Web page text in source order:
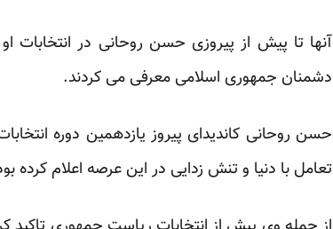
آنها تا پیش از پیروزی حسن روحانی در انتخابات
دشمنان جمهوری اسلامی معرفی می کردند.
حسن روحانی کاندیدای پیروز یازدهمین دوره
تعامل با دنیا و تنش زدایی در این عرصه اعلام کرده